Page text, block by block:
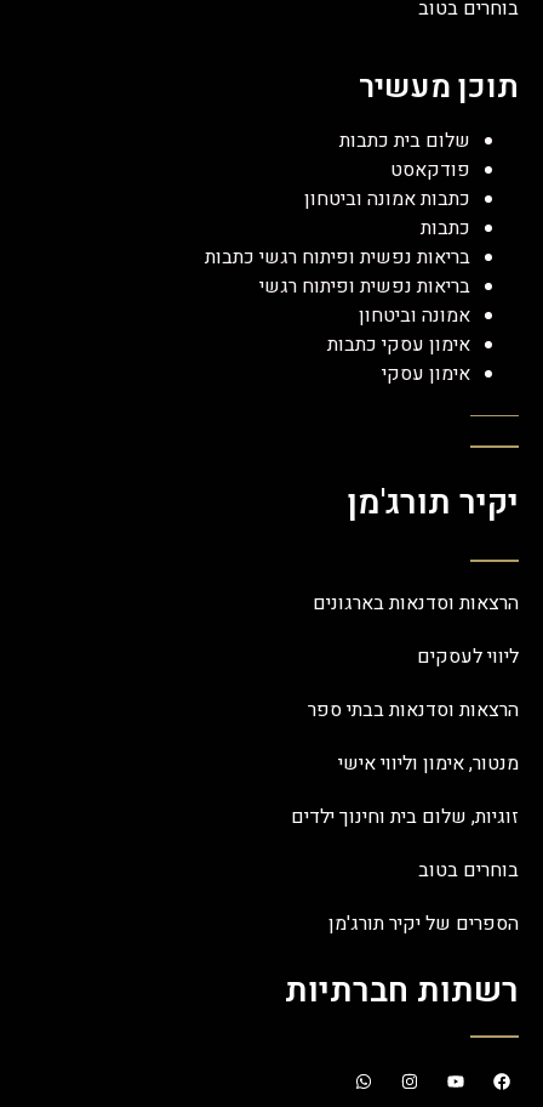
בוחרים בטוב
תוכן מעשיר
שלום בית כתבות
פודקאסט
כתבות אמונה וביטחון
כתבות
בריאות נפשית ופיתוח רגשי כתבות
בריאות נפשית ופיתוח רגשי
אמונה וביטחון
אימון עסקי כתבות
אימון עסקי
יקיר תורג'מן
הרצאות וסדנאות בארגונים
ליווי לעסקים
הרצאות וסדנאות בבתי ספר
מנטור, אימון וליווי אישי
זוגיות, שלום בית וחינוך ילדים
בוחרים בטוב
הספרים של יקיר תורג'מן
רשתות חברתיות